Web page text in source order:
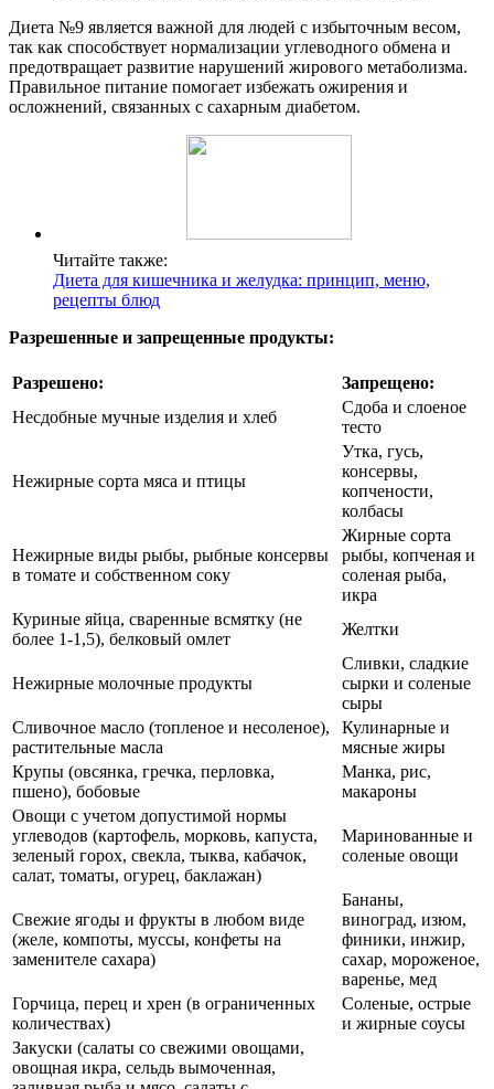
Диета №9 является важной для людей с избыточным весом,
так как способствует нормализации углеводного обмена и
предотвращает развитие нарушений жирового метаболизма.
Правильное питание помогает избежать ожирения и
осложнений, связанных с сахарным диабетом.
Читайте также:
Диета для кишечника и желудка: принцип, меню,
рецепты блюд
Разрешенные и запрещенные продукты:
Разрешено:
Запрещено:
Несдобные мучные изделия и хлеб
Сдоба и слоеное
тесто
Нежирные сорта мяса и птицы
Утка, гусь,
консервы,
копчености,
колбасы
Нежирные виды рыбы, рыбные консервы
в томате и собственном соку
Жирные сорта
рыбы, копченая и
соленая рыба,
икра
Куриные яйца, сваренные всмятку (не
более 1-1,5), белковый омлет
Желтки
Нежирные молочные продукты
Сливки, сладкие
сырки и соленые
сыры
Сливочное масло (топленое и несоленое),
растительные масла
Кулинарные и
мясные жиры
Крупы (овсянка, гречка, перловка,
пшено), бобовые
Манка, рис,
макароны
Овощи с учетом допустимой нормы
углеводов (картофель, морковь, капуста,
зеленый горох, свекла, тыква, кабачок,
салат, томаты, огурец, баклажан)
Маринованные и
соленые овощи
Свежие ягоды и фрукты в любом виде
(желе, компоты, муссы, конфеты на
заменителе сахара)
Бананы,
виноград, изюм,
финики, инжир,
сахар, мороженое,
варенье, мед
Горчица, перец и хрен (в ограниченных
количествах)
Соленые, острые
и жирные соусы
Закуски (салаты со свежими овощами,
овощная икра, сельдь вымоченная,